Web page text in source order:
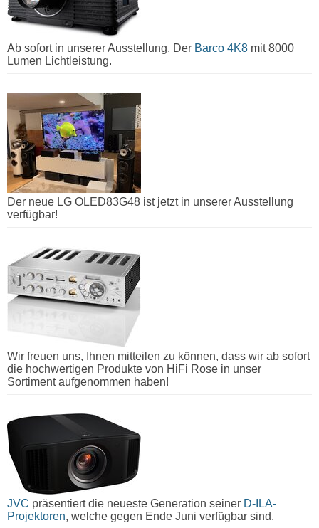
Ab sofort in unserer Ausstellung. Der Barco 4K8 mit 8000
Lumen Lichtleistung.
Der neue LG OLED83G48 ist jetzt in unserer Ausstellung
verfügbar!
Wir freuen uns, Ihnen mitteilen zu können, dass wir ab sofort
die hochwertigen Produkte von HiFi Rose in unser
Sortiment aufgenommen haben!
JVC präsentiert die neueste Generation seiner D-ILA-
Projektoren, welche gegen Ende Juni verfügbar sind.